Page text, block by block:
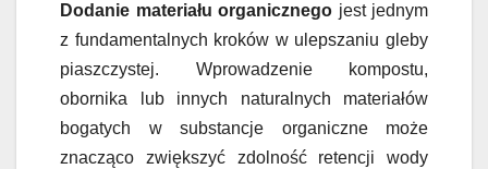
Dodanie materiału organicznego jest jednym
z fundamentalnych kroków w ulepszaniu gleby
piaszczystej. Wprowadzenie kompostu,
obornika lub innych naturalnych materiałów
bogatych w substancje organiczne może
znacząco zwiększyć zdolność retencji wody